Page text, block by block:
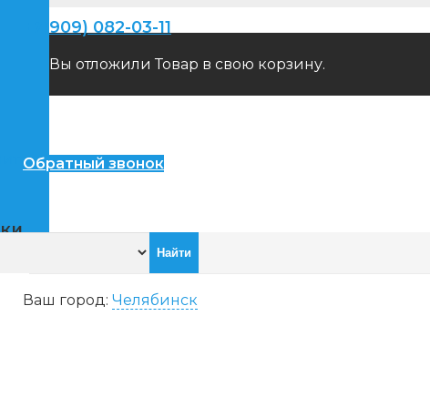
Вы отложили Товар в свою корзину.
+7(909) 082-03-11
Обратный звонок
Ваш город: Челябинск